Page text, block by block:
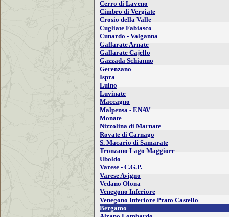
Cerro di Laveno
Cimbro di Vergiate
Crosio della Valle
Cugliate Fabiasco
Cunardo - Valganna
Gallarate Arnate
Gallarate Cajello
Gazzada Schianno
Gerenzano
Ispra
Luino
Luvinate
Maccagno
Malpensa - ENAV
Monate
Nizzolina di Marnate
Rovate di Carnago
S. Macario di Samarate
Tronzano Lago Maggiore
Uboldo
Varese - C.G.P.
Varese Avigno
Vedano Olona
Venegono Inferiore
Venegono Inferiore Prato Castello
Bergamo